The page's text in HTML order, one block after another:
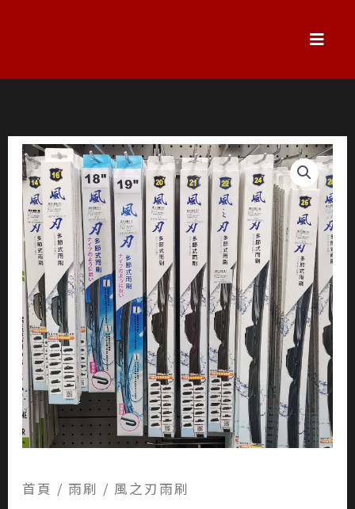
容
首頁 / 雨刷 / 風之刃雨刷